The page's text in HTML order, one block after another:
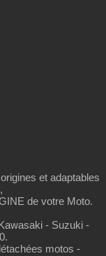
et adaptables
de votre Moto.
- Suzuki -
motos -